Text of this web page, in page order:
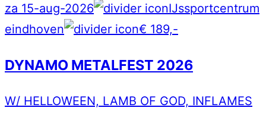
za 15-aug-2026
IJssportcentrum
eindhoven
€ 189,-
DYNAMO METALFEST 2026
W/ HELLOWEEN, LAMB OF GOD, INFLAMES